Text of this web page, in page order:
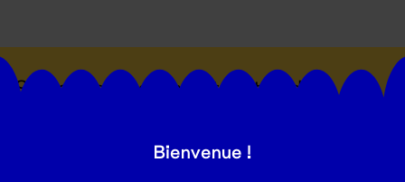
Suivez toutes les actualités du
Bienvenue !